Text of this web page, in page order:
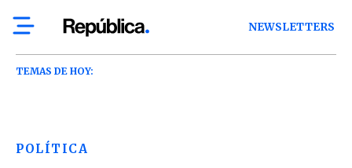
NEWSLETTERS
TEMAS DE HOY:
POLÍTICA